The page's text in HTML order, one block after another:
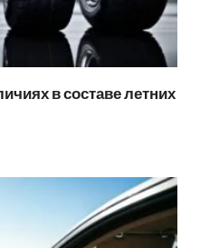
в составе летних